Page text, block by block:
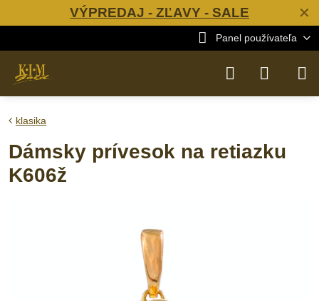
✕
VÝPREDAJ - ZĽAVY - SALE
Panel používateľa
klasika
Dámsky prívesok na retiazku
K606ž